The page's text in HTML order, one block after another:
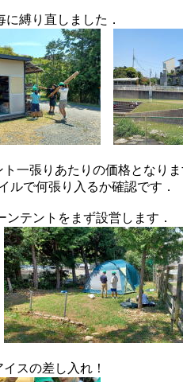
縛り直しました．
張りあたりの価格となりま
ルで何張り入るか確認です．
テントをまず設営します．
スの差し入れ！